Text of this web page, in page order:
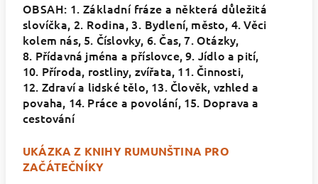
OBSAH: 1. Základní fráze a některá důležitá
slovíčka, 2. Rodina, 3. Bydlení, město, 4.Věci
kolem nás, 5. Číslovky, 6. Čas, 7.Otázky,
8. Přídavná jména a příslovce, 9. Jídlo a pití,
10. Příroda, rostliny, zvířata, 11. Činnosti,
12. Zdraví a lidské tělo, 13. Člověk, vzhled a
povaha, 14. Práce a povolání, 15. Doprava a
cestování
UKÁZKA Z KNIHY RUMUNŠTINA PRO
ZAČÁTEČNÍKY